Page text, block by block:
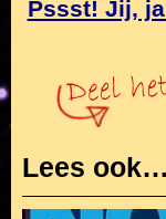
Pssst! Jij,
Lees ook…